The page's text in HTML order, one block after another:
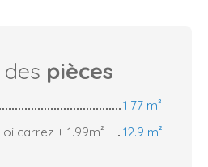
pièces
1.77 m²
carrez + 1.99m²
12.9 m²